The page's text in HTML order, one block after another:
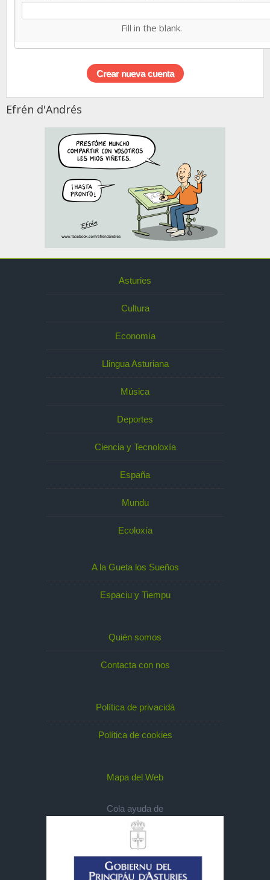
Fill in the blank.
Efrén d'Andrés
Asturies
Cultura
Economía
Llingua Asturiana
Música
Deportes
Ciencia y Tecnoloxía
España
Mundu
Ecoloxía
A la Gueta los Sueños
Espaciu y Tiempu
Quién somos
Contacta con nos
Política de privacidá
Política de cookies
Mapa del Web
Cola ayuda de